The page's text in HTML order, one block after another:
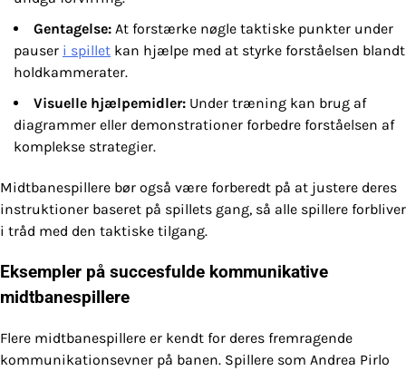
Gentagelse: At forstærke nøgle taktiske punkter under
pauser i spillet kan hjælpe med at styrke forståelsen blandt
holdkammerater.
Visuelle hjælpemidler: Under træning kan brug af
diagrammer eller demonstrationer forbedre forståelsen af
komplekse strategier.
Midtbanespillere bør også være forberedt på at justere deres
instruktioner baseret på spillets gang, så alle spillere forbliver
i tråd med den taktiske tilgang.
Eksempler på succesfulde kommunikative
midtbanespillere
Flere midtbanespillere er kendt for deres fremragende
kommunikationsevner på banen. Spillere som Andrea Pirlo